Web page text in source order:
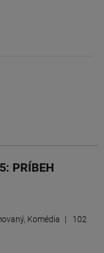
PRÍBEH
Komédia |
102